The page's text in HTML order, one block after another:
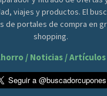
viajes y productos. El
de portales de compra en
shopping.
/ Noticias / Artículos